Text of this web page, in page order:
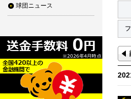
球団ニュース